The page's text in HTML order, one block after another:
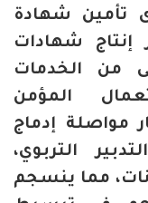
تأمين شهادة
إنتاج شهادات
من الخدمات
المؤمن
مواصلة إدماج
التربوي،
مما ينسجم